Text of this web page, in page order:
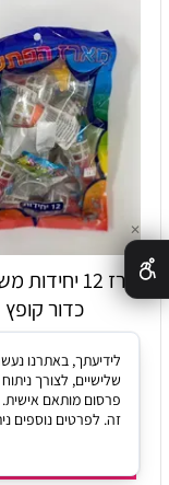
מארז 12
כדור קופץ
₪14
✕
שלישיים, לצורך
פרסום מותאם
זה. לפרטים נוספים